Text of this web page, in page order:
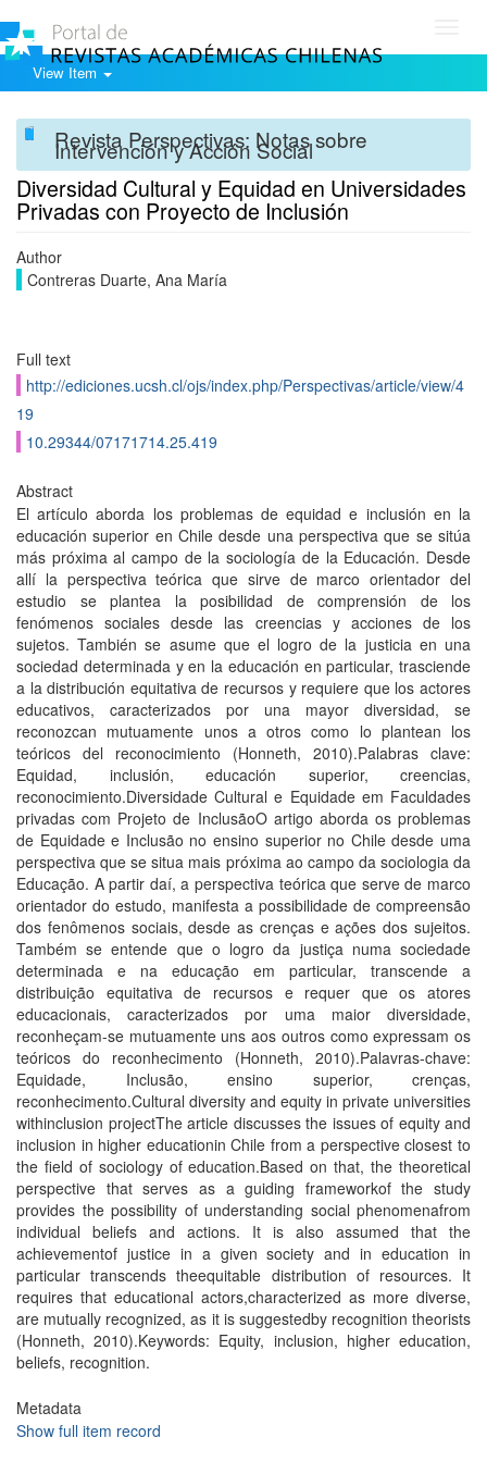
View Item
Revista Perspectivas: Notas sobre
Intervención y Acción Social
Diversidad Cultural y Equidad en Universidades
Privadas con Proyecto de Inclusión
Author
Contreras Duarte, Ana María
Full text
http://ediciones.ucsh.cl/ojs/index.php/Perspectivas/article/view/4
19
10.29344/07171714.25.419
Abstract
El artículo aborda los problemas de equidad e inclusión en la
educación superior en Chile desde una perspectiva que se sitúa
más próxima al campo de la sociología de la Educación. Desde
allí la perspectiva teórica que sirve de marco orientador del
estudio se plantea la posibilidad de comprensión de los
fenómenos sociales desde las creencias y acciones de los
sujetos. También se asume que el logro de la justicia en una
sociedad determinada y en la educación en particular, trasciende
a la distribución equitativa de recursos y requiere que los actores
educativos, caracterizados por una mayor diversidad, se
reconozcan mutuamente unos a otros como lo plantean los
teóricos del reconocimiento (Honneth, 2010).Palabras clave:
Equidad, inclusión, educación superior, creencias,
reconocimiento.Diversidade Cultural e Equidade em Faculdades
privadas com Projeto de InclusãoO artigo aborda os problemas
de Equidade e Inclusão no ensino superior no Chile desde uma
perspectiva que se situa mais próxima ao campo da sociologia da
Educação. A partir daí, a perspectiva teórica que serve de marco
orientador do estudo, manifesta a possibilidade de compreensão
dos fenômenos sociais, desde as crenças e ações dos sujeitos.
Também se entende que o logro da justiça numa sociedade
determinada e na educação em particular, transcende a
distribuição equitativa de recursos e requer que os atores
educacionais, caracterizados por uma maior diversidade,
reconheçam-se mutuamente uns aos outros como expressam os
teóricos do reconhecimento (Honneth, 2010).Palavras-chave:
Equidade, Inclusão, ensino superior, crenças,
reconhecimento.Cultural diversity and equity in private universities
withinclusion projectThe article discusses the issues of equity and
inclusion in higher educationin Chile from a perspective closest to
the field of sociology of education.Based on that, the theoretical
perspective that serves as a guiding frameworkof the study
provides the possibility of understanding social phenomenafrom
individual beliefs and actions. It is also assumed that the
achievementof justice in a given society and in education in
particular transcends theequitable distribution of resources. It
requires that educational actors,characterized as more diverse,
are mutually recognized, as it is suggestedby recognition theorists
(Honneth, 2010).Keywords: Equity, inclusion, higher education,
beliefs, recognition.
Metadata
Show full item record